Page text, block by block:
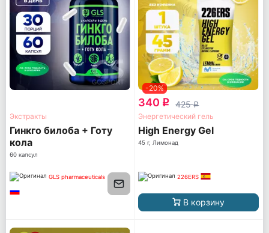
Экстракты
Гинкго билоба + Готу
кола
60 капсул
GLS pharmaceuticals
-20%
340 q 425q
Энергетический гель
High Energy Gel
45 г, Лимонад
226ERS
В корзину